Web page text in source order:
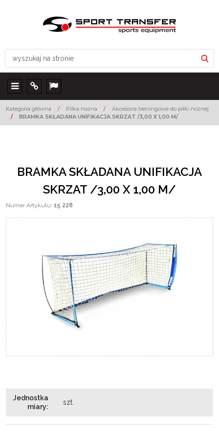
Menu Info Lang
Kategoria główna / Piłka nożna /
Akcesoria treningowe do piłki nożnej
/
BRAMKA SKŁADANA UNIFIKACJA SKRZAT /3,00 X 1,00 M/
BRAMKA SKŁADANA UNIFIKACJA
SKRZAT /3,00 X 1,00 M/
Numer Artykułu: 15 228
Jednostka
miary:
szt.